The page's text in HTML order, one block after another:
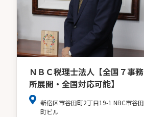
ＮＢＣ税理士法人【全国７事務
所展開・全国対応可能】
新宿区市谷田町2丁目19-1 NBC市谷田
町ビル